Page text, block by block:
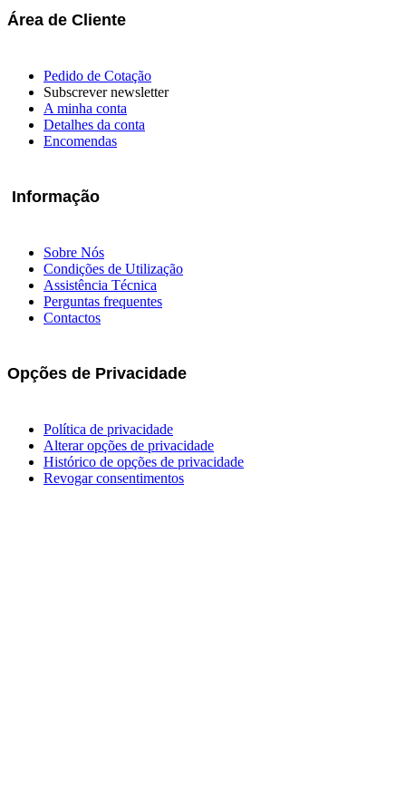
Área de Cliente
Pedido de Cotação
Subscrever newsletter
A minha conta
Detalhes da conta
Encomendas
Informação
Sobre Nós
Condições de Utilização
Assistência Técnica
Perguntas frequentes
Contactos
Opções de Privacidade
Política de privacidade
Alterar opções de privacidade
Histórico de opções de privacidade
Revogar consentimentos